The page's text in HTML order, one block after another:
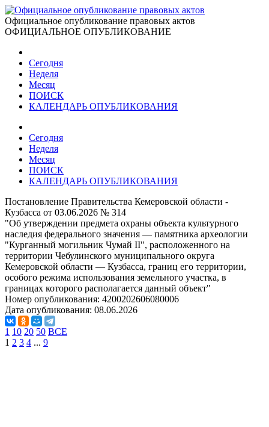
Официальное опубликование правовых актов
ОФИЦИАЛЬНОЕ ОПУБЛИКОВАНИЕ
Сегодня
Неделя
Месяц
ПОИСК
КАЛЕНДАРЬ ОПУБЛИКОВАНИЯ
Сегодня
Неделя
Месяц
ПОИСК
КАЛЕНДАРЬ ОПУБЛИКОВАНИЯ
Постановление Правительства Кемеровской области -
Кузбасса от 03.06.2026 № 314
"Об утверждении предмета охраны объекта культурного
наследия федерального значения — памятника археологии
"Курганный могильник Чумай II", расположенного на
территории Чебулинского муниципального округа
Кемеровской области — Кузбасса, границ его территории,
особого режима использования земельного участка, в
границах которого располагается данный объект"
Номер опубликования: 4200202606080006
Дата опубликования: 08.06.2026
1 10 20 50 ВСЕ
1 2 3 4 ... 9